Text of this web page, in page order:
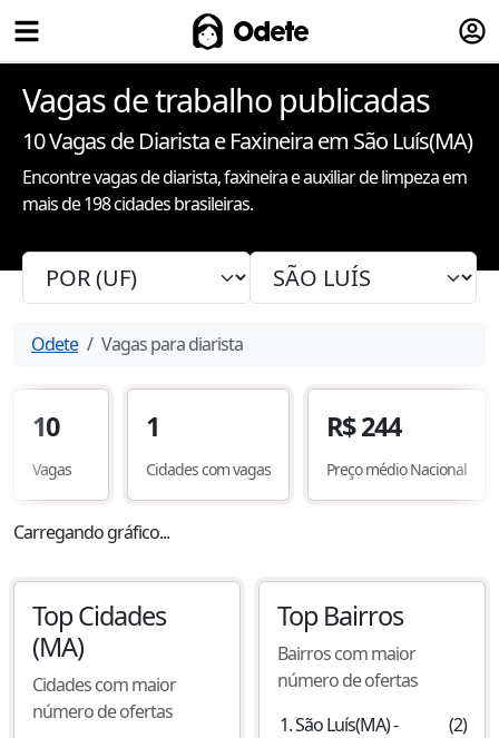
Odete
Vagas de trabalho publicadas
10Vagas de Diarista e Faxineiraem São Luís(MA)
Encontre vagas de diarista, faxineira e auxiliar de limpeza em
mais de 198 cidades brasileiras.
Odete Vagas para diarista
10
Vagas
1
Cidades com vagas
R$244
Preço médio Nacional
Carregando gráfico...
Top Cidades
(MA)
Cidades com maior
número de ofertas
Top Bairros
Bairros com maior
número de ofertas
São Luís(MA) -
(2)